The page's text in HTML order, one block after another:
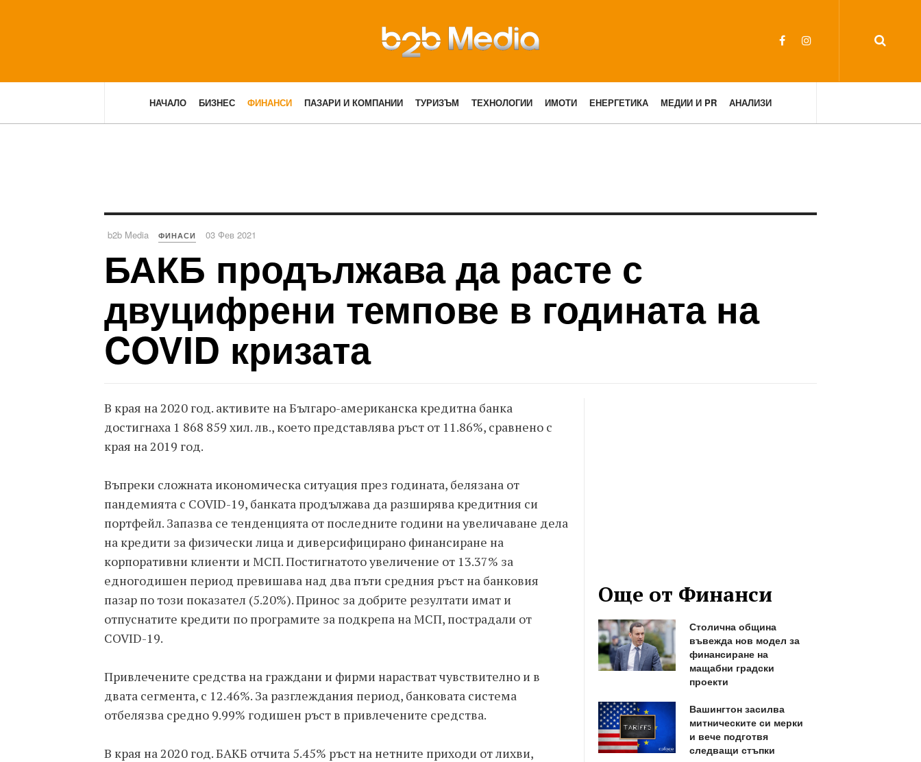
НАЧАЛО БИЗНЕС ФИНАНСИ ПАЗАРИ И КОМПАНИИ ТУРИЗЪМ ТЕХНОЛОГИИ ИМОТИ ЕНЕРГЕТИКА МЕДИИ И PR АНАЛИЗИ
b2b Media ФИНАСИ 03 Фев 2021
БАКБ продължава да расте с
двуцифрени темпове в годината на
COVID кризата
В края на 2020 год. активите на Българо-американска кредитна банка
достигнаха 1 868 859 хил. лв., което представлява ръст от 11.86%, сравнено с
края на 2019 год.
Въпреки сложната икономическа ситуация през годината, белязана от
пандемията с COVID-19, банката продължава да разширява кредитния си
портфейл. Запазва се тенденцията от последните години на увеличаване дела
на кредити за физически лица и диверсифицирано финансиране на
корпоративни клиенти и МСП. Постигнатото увеличение от 13.37% за
едногодишен период превишава над два пъти средния ръст на банковия
пазар по този показател (5.20%). Принос за добрите резултати имат и
отпуснатите кредити по програмите за подкрепа на МСП, пострадали от
COVID-19.
Привлечените средства на граждани и фирми нарастват чувствително и в
двата сегмента, с 12.46%. За разглеждания период, банковата система
отбелязва средно 9.99% годишен ръст в привлечените средства.
В края на 2020 год. БАКБ отчита 5.45% ръст на нетните приходи от лихви,
Още от Финанси
Столична община
въвежда нов модел за
финансиране на
мащабни градски
проекти
Вашингтон засилва
митническите си мерки
и вече подготвя
следващи стъпки